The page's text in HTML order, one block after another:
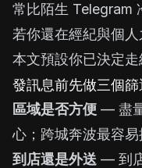
常比陌生 Telegram
若你還在經紀與個
本文預設你已決定走
發訊息前先做三個篩
區域是否方便 — 盡
心；跨城奔波最容易
到店還是外送 — 到